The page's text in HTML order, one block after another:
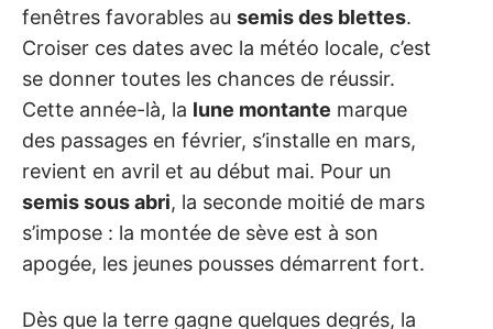
fenêtres favorables au semis des blettes.
Croiser ces dates avec la météo locale, c’est
se donner toutes les chances de réussir.
Cette année-là, la lune montante marque
des passages en février, s’installe en mars,
revient en avril et au début mai. Pour un
semis sous abri, la seconde moitié de mars
s’impose : la montée de sève est à son
apogée, les jeunes pousses démarrent fort.
Dès que la terre gagne quelques degrés, la